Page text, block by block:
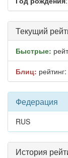
Текущий
Быстрые:
Блиц: рейтинг:
Федерация
RUS
История